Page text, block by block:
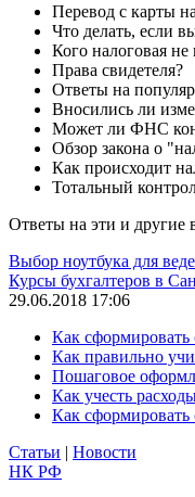
Перевод с карты
Что делать, если
Кого налоговая не
Права свидетеля?
Ответы на
Вносились ли
Может ли ФНС
Обзор закона о
Как происходит
Тотальный
Ответы на эти и другие
Выбор ноутбука для
Курсы бухгалтеров в
29.06.2018 17:06
Как
Как правильно
Пошаговое
Как учесть
Как сформировать
Статьи | Новости
НК РФ